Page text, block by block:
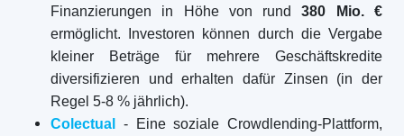
Finanzierungen in Höhe von rund380 Mio. €
ermöglicht. Investoren können durch die Vergabe
kleiner Beträge für mehrere Geschäftskredite
diversifizieren und erhalten dafür Zinsen (in der
Regel 5-8 % jährlich).
Colectual
- Eine soziale Crowdlending-Plattform,